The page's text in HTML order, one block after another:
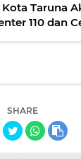
Taruna
110 dan
SHARE